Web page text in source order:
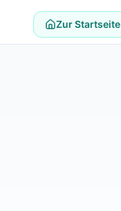
Zur Startseite